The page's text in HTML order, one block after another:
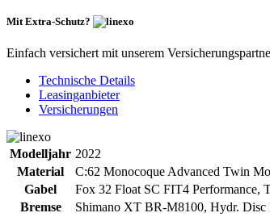
Mit Extra-Schutz?
Einfach versichert mit unserem
Technische Details
Leasinganbieter
Versicherungen
Modelljahr 2022
Material
C:62 Monocoque Advanced Twin
Gabel
Fox 32 Float SC FIT4 Performance,
Bremse
Shimano XT BR-M8100, Hydr. Disc